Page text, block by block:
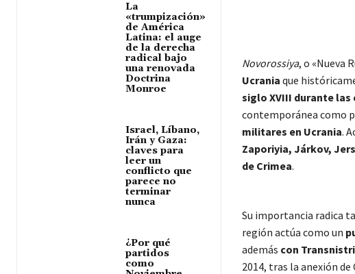
La
«trumpización»
de América
Latina: el auge
de la derecha
radical bajo
una renovada
Doctrina
Monroe
Israel, Líbano,
Irán y Gaza:
claves para
leer un
conflicto que
parece no
terminar
nunca
¿Por qué
partidos
como
Novorossiya, o «Nueva
Ucrania que
siglo XVIII durante
contemporánea como
militares en Ucrania.
Zaporiyia, Járkov,
de Crimea.
Su importancia radica
región actúa como un
además con
2014, tras la anexión